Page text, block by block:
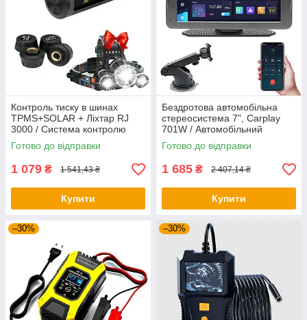
Контроль тиску в шинах
TPMS+SOLAR + Ліхтар RJ
3000 / Система контролю
тиску та температури
Готово до відправки
1 079 ₴ 1 541,43 ₴
Купити
Бездротова автомобільна
стереосистема 7", Carplay
701W / Автомобільний
сенсорний монітор /
Портативний екран
Готово до відправки
1 685 ₴ 2 407,14 ₴
Купити
–30% –30%